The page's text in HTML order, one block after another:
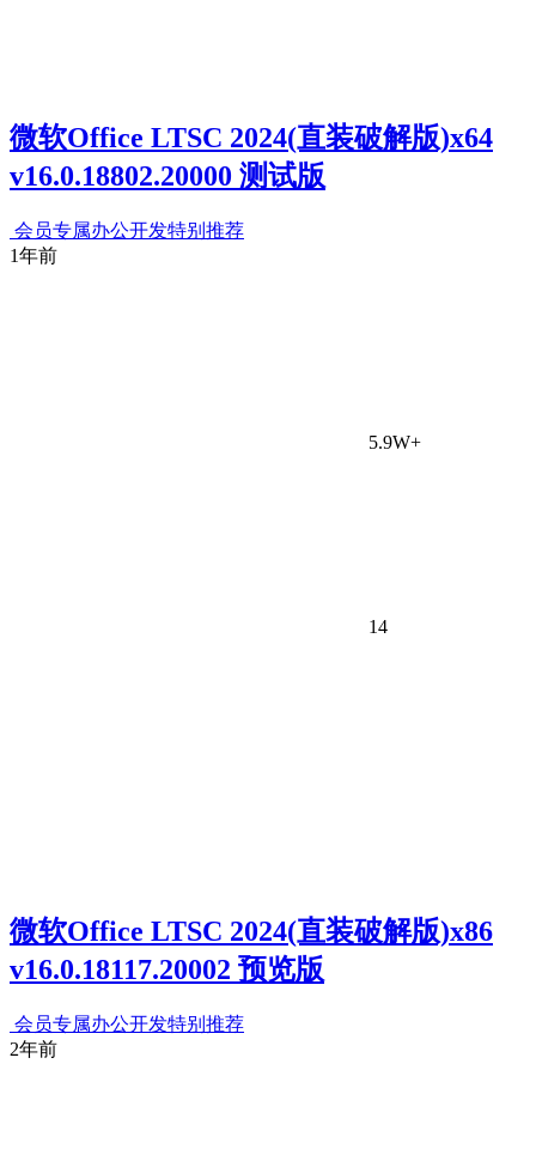
微软Office LTSC 2024(直装破解版)x64
v16.0.18802.20000 测试版
会员专属办公开发特别推荐
1年前
5.9W+
14
微软Office LTSC 2024(直装破解版)x86
v16.0.18117.20002 预览版
会员专属办公开发特别推荐
2年前